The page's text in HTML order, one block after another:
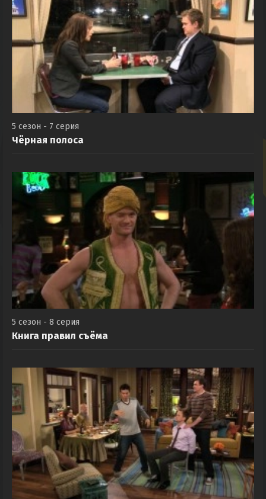
5 сезон - 7 серия
Чёрная полоса
5 сезон - 8 серия
Книга правил съёма